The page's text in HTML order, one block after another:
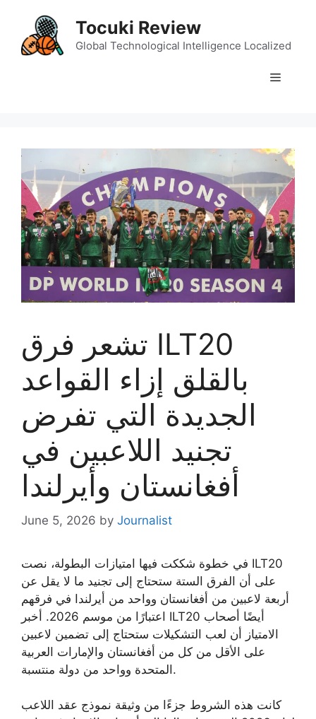
content
Tocuki Review
Global Technological Intelligence Localized
Menu
تشعر فرق ILT20
بالقلق إزاء القواعد
الجديدة التي تفرض
تجنيد اللاعبين في
أفغانستان وأيرلندا
June 5, 2026 by Journalist
في خطوة شككت فيها امتيازات البطولة، نصت ILT20
على أن الفرق الستة ستحتاج إلى تجنيد ما لا يقل عن
أربعة لاعبين من أفغانستان وواحد من أيرلندا في فرقهم
اعتبارًا من موسم 2026. أخبر ILT20 أيضًا أصحاب
الامتياز أن لعب التشكيلات ستحتاج إلى تضمين لاعبين
على الأقل من كل من أفغانستان والإمارات العربية
المتحدة وواحد من دولة منتسبة.
كانت هذه الشروط جزءًا من وثيقة نموذج عقد اللاعب